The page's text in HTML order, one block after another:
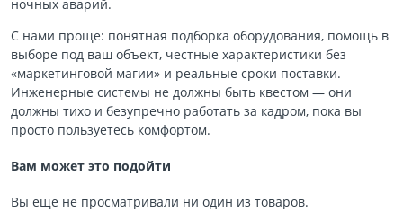
ночных аварий.
С нами проще: понятная подборка оборудования, помощь в
выборе под ваш объект, честные характеристики без
«маркетинговой магии» и реальные сроки поставки.
Инженерные системы не должны быть квестом — они
должны тихо и безупречно работать за кадром, пока вы
просто пользуетесь комфортом.
Вам может это подойти
Вы еще не просматривали ни один из товаров.